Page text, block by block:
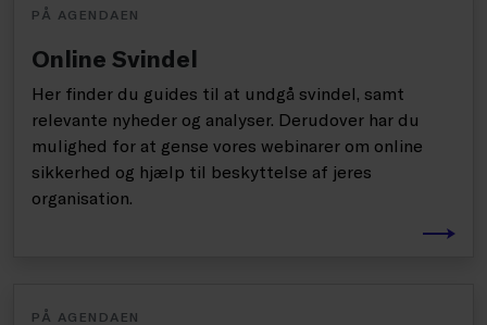
PÅ AGENDAEN
Online Svindel
Her finder du guides til at undgå svindel, samt
relevante nyheder og analyser. Derudover har du
mulighed for at gense vores webinarer om online
sikkerhed og hjælp til beskyttelse af jeres
organisation.
PÅ AGENDAEN